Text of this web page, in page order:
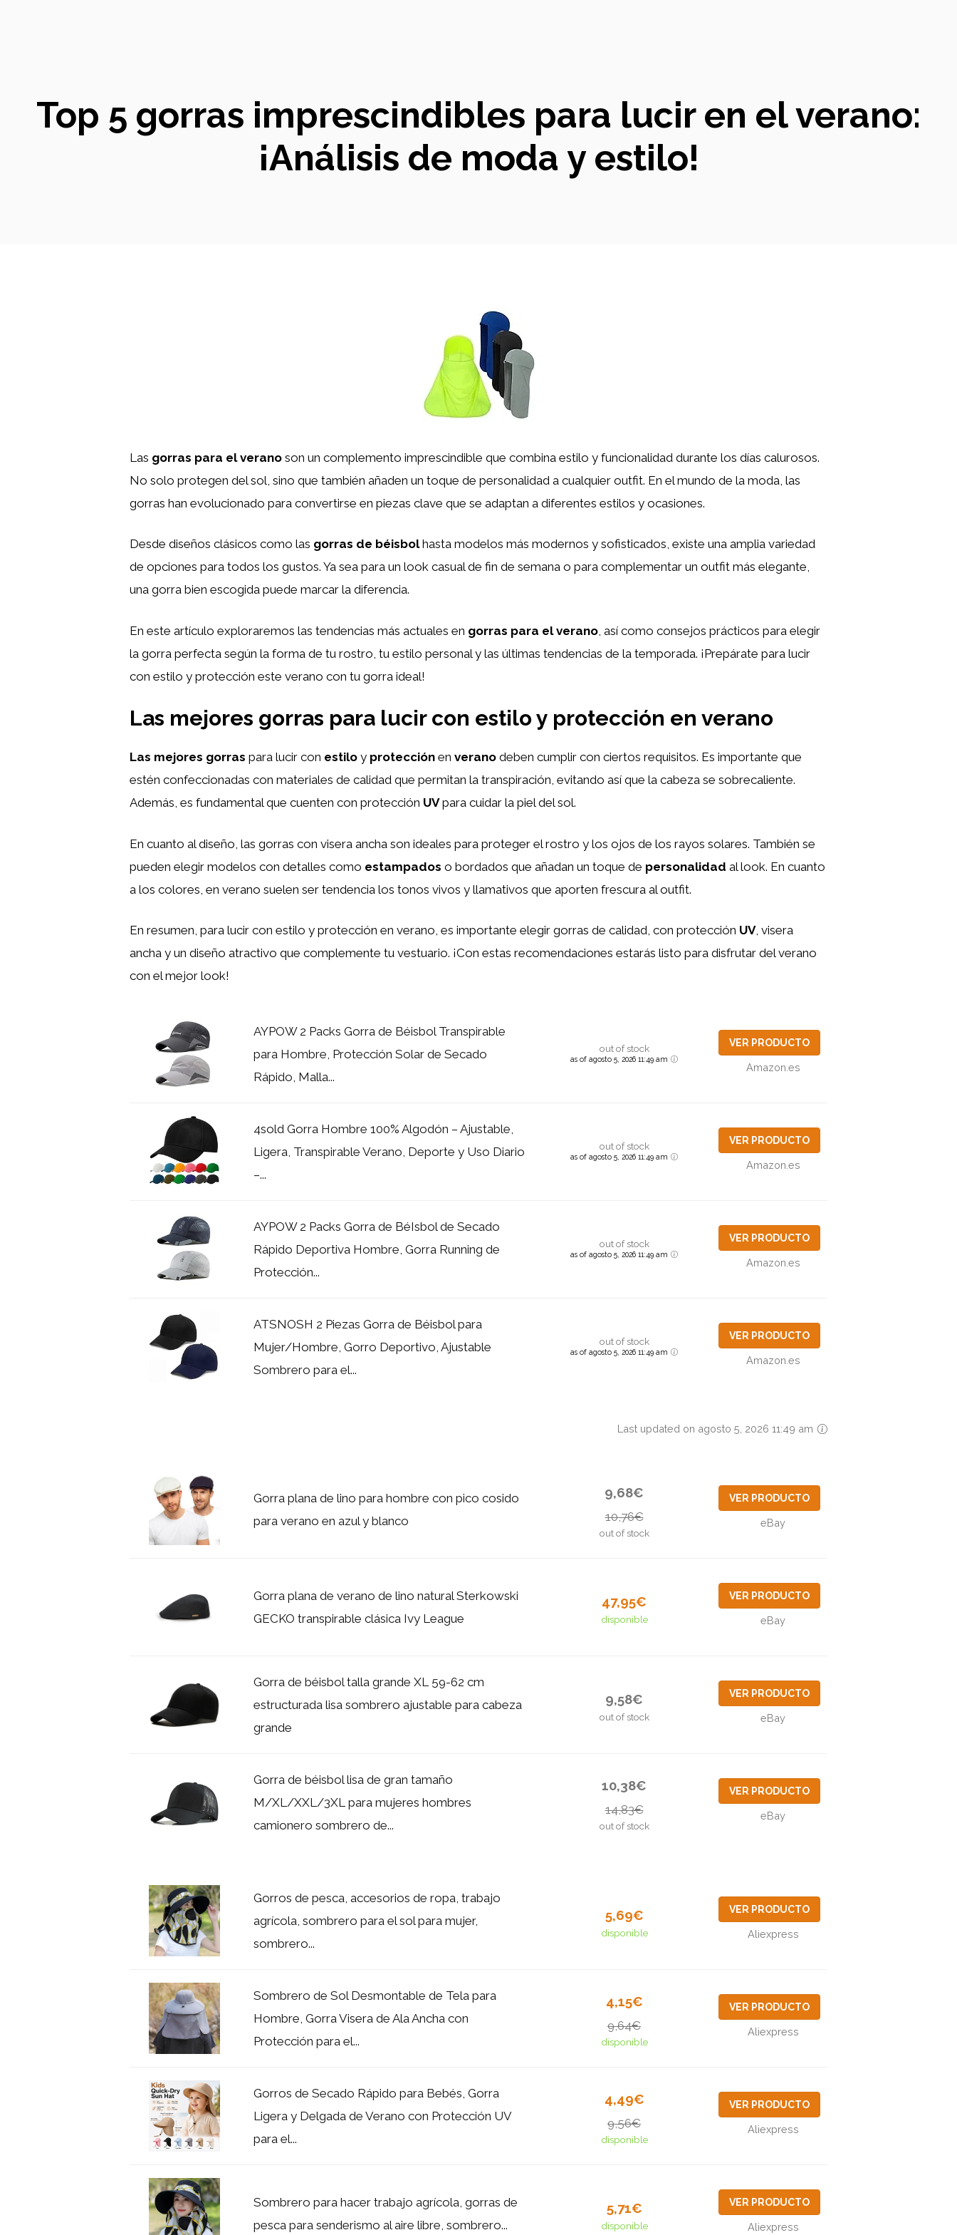
Top 5 gorras imprescindibles para lucir en el verano:
¡Análisis de moda y estilo!
Las gorras para el verano son un complemento imprescindible que combina estilo y funcionalidad durante los días calurosos.
No solo protegen del sol, sino que también añaden un toque de personalidad a cualquier outfit. En el mundo de la moda, las
gorras han evolucionado para convertirse en piezas clave que se adaptan a diferentes estilos y ocasiones.
Desde diseños clásicos como las gorras de béisbolhasta modelos más modernos y sofisticados, existe una amplia variedad
de opciones para todos los gustos. Ya sea para un look casual de fin de semana o para complementar un outfit más elegante,
una gorra bien escogida puede marcar la diferencia.
En este artículo exploraremos las tendencias más actuales en gorras para el verano , así como consejos prácticos para elegir
la gorra perfecta según la forma de tu rostro, tu estilo personal y las últimas tendencias de la temporada. ¡Prepárate para lucir
con estilo y protección este verano con tu gorra ideal!
Las mejores gorras para lucir con estilo y protección en verano
Las mejores gorras para lucir con estilo y protección en verano deben cumplir con ciertos requisitos. Es importante que
estén confeccionadas con materiales de calidad que permitan la transpiración, evitando así que la cabeza se sobrecaliente.
Además, es fundamental que cuenten con protección UVpara cuidar la piel del sol.
En cuanto al diseño, las gorras con visera ancha son ideales para proteger el rostro y los ojos de los rayos solares. También se
pueden elegir modelos con detalles como estampados o bordados que añadan un toque de personalidad al look. En cuanto
a los colores, en verano suelen ser tendencia los tonos vivos y llamativos que aporten frescura al outfit.
En resumen, para lucir con estilo y protección en verano, es importante elegir gorras de calidad, con protección UV, visera
ancha y un diseño atractivo que complemente tu vestuario. ¡Con estas recomendaciones estarás listo para disfrutar del verano
con el mejor look!
AYPOW 2 Packs Gorra de Béisbol Transpirable
para Hombre, Protección Solar de Secado
Rápido, Malla...
out of stock
as of agosto 5, 2026 11:49 am
VER PRODUCTO
Amazon.es
4sold Gorra Hombre 100% Algodón – Ajustable,
Ligera, Transpirable Verano, Deporte y Uso Diario
–...
out of stock
as of agosto 5, 2026 11:49 am
VER PRODUCTO
Amazon.es
AYPOW 2 Packs Gorra de BéIsbol de Secado
Rápido Deportiva Hombre, Gorra Running de
Protección...
out of stock
as of agosto 5, 2026 11:49 am
VER PRODUCTO
Amazon.es
ATSNOSH 2 Piezas Gorra de Béisbol para
Mujer/Hombre, Gorro Deportivo, Ajustable
Sombrero para el...
out of stock
as of agosto 5, 2026 11:49 am
VER PRODUCTO
Amazon.es
Last updated on agosto 5, 2026 11:49 am
Gorra plana de lino para hombre con pico cosido
para verano en azul y blanco
9,68€
10,76€
out of stock
VER PRODUCTO
eBay
Gorra plana de verano de lino natural Sterkowski
GECKO transpirable clásica Ivy League
47,95€
disponible
VER PRODUCTO
eBay
Gorra de béisbol talla grande XL 59-62 cm
estructurada lisa sombrero ajustable para cabeza
grande
9,58€
out of stock
VER PRODUCTO
eBay
Gorra de béisbol lisa de gran tamaño
M/XL/XXL/3XL para mujeres hombres
camionero sombrero de...
10,38€
14,83€
out of stock
VER PRODUCTO
eBay
Gorros de pesca, accesorios de ropa, trabajo
agrícola, sombrero para el sol para mujer,
sombrero...
5,69€
disponible
VER PRODUCTO
Aliexpress
Sombrero de Sol Desmontable de Tela para
Hombre, Gorra Visera de Ala Ancha con
Protección para el...
4,15€
9,64€
disponible
VER PRODUCTO
Aliexpress
Gorros de Secado Rápido para Bebés, Gorra
Ligera y Delgada de Verano con Protección UV
para el...
4,49€
9,56€
disponible
VER PRODUCTO
Aliexpress
Sombrero para hacer trabajo agrícola, gorras de
pesca para senderismo al aire libre, sombrero...
5,71€
disponible
VER PRODUCTO
Aliexpress